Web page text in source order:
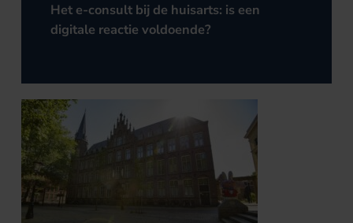
Het e-consult bij de huisarts: is een
digitale reactie voldoende?